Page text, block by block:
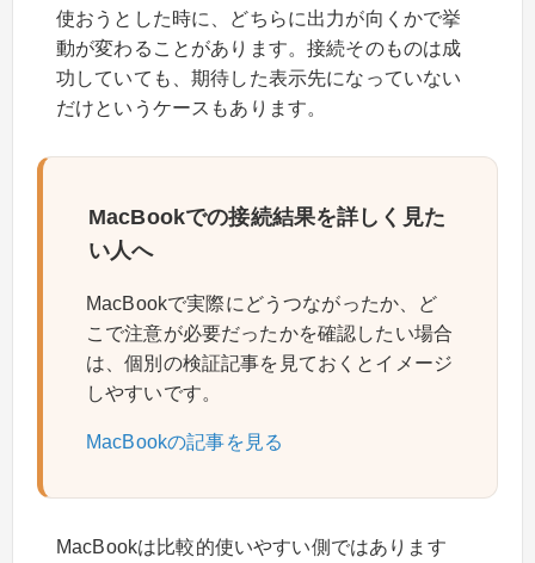
使おうとした時に、どちらに出力が向くかで挙
動が変わることがあります。接続そのものは成
功していても、期待した表示先になっていない
だけというケースもあります。
MacBookでの接続結果を詳しく見た
い人へ
MacBookで実際にどうつながったか、ど
こで注意が必要だったかを確認したい場合
は、個別の検証記事を見ておくとイメージ
しやすいです。
MacBookの記事を見る
MacBookは比較的使いやすい側ではあります